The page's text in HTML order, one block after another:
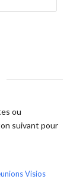
ou
suivant pour
Visios